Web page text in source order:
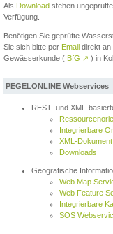
Als Download stehen
Verfügung.
Benötigen Sie geprüfte
Sie sich bitte per Email direkt an
Gewässerkunde ( BfG ↗ ) in
PEGELONLINE Webservices
REST- und XML-
Integrierbare
XML-
Downloads
Geografische
Web Map
Web Feature
Integrierbare
SOS